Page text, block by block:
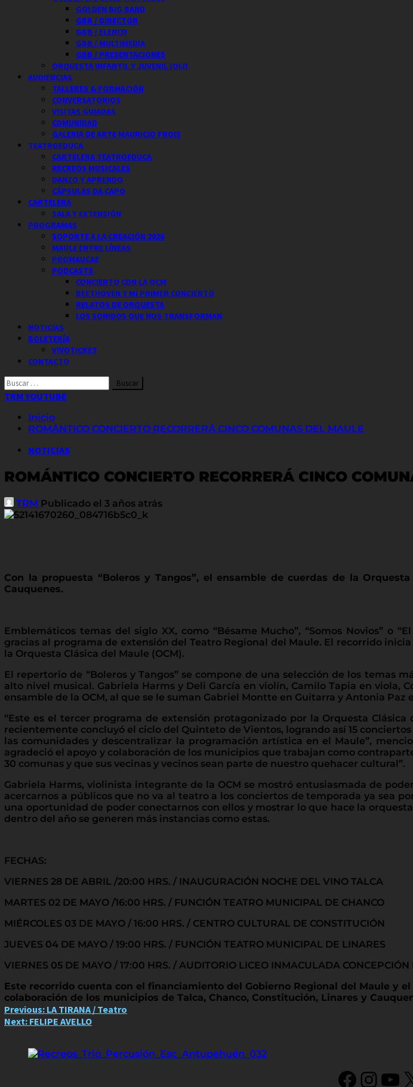
GOLDEN BIG BAND
GBB / DIRECTOR
GBB / ELENCO
GBB / MULTIMEDIA
GBB / PRESENTACIONES
ORQUESTA INFANTIL Y JUVENIL (OIJ)
AUDIENCIAS
TALLERES & FORMACIÓN
CONVERSATORIOS
VISITAS GUIADAS
COMUNIDAD
GALERIA DE ARTE MAURICIO FROIS
TEATROEDUCA
CARTELERA TEATROEDUCA
RECREOS MUSICALES
DANZO Y APRENDO
CÁPSULAS DA CAPO
CARTELERA
SALA Y EXTENSIÓN
PROGRAMAS
SOPORTE A LA CREACIÓN 2026
MAULE ENTRE LÍNEAS
PROMAUCAE
PODCASTS
CONCIERTO CON LA OCM
BEETHOVEN Y MI PRIMER CONCIERTO
RELATOS DE ORQUESTA
LOS SONIDOS QUE NOS TRANSFORMAN
NOTICIAS
BOLETERÍA
VIVOTICKET
CONTACTO
Buscar
por:
TRM YOUTUBE
Inicio
ROMÁNTICO CONCIERTO RECORRERÁ CINCO COMUNAS DEL MAULE
NOTICIAS
ROMÁNTICO CONCIERTO RECORRERÁ CINCO
TRM Publicado el 3 años atrás
Con la propuesta “Boleros y Tangos”, el ensamble de cuerdas de la
Cauquenes.
Emblemáticos temas del siglo XX, como “Bésame Mucho”, “Somos Novios” o
gracias al programa de extensión del Teatro Regional del Maule. El recorrido
la Orquesta Clásica del Maule (OCM).
El repertorio de “Boleros y Tangos” se compone de una selección de los temas
alto nivel musical. Gabriela Harms y Deli García en violín, Camilo Tapia en viola,
ensamble de la OCM, al que se le suman Gabriel Montte en Guitarra y Antonia Paz
“Este es el tercer programa de extensión protagonizado por la Orquesta
recientemente concluyó el ciclo del Quinteto de Vientos, logrando así 15
las comunidades y descentralizar la programación artística en el Maule”,
agradeció el apoyo y colaboración de los municipios que trabajan como
30 comunas y que sus vecinas y vecinos sean parte de nuestro quehacer cultural”.
Gabriela Harms, violinista integrante de la OCM se mostró entusiasmada de
acercarnos a públicos que no va al teatro a los conciertos de temporada ya sea
una oportunidad de poder conectarnos con ellos y mostrar lo que hace la
dentro del año se generen más instancias como estas.
FECHAS:
VIERNES 28 DE ABRIL /20:00 HRS. / INAUGURACIÓN NOCHE DEL VINO TALCA
MARTES 02 DE MAYO /16:00 HRS. / FUNCIÓN TEATRO MUNICIPAL DE CHANCO
MIÉRCOLES 03 DE MAYO / 16:00 HRS. / CENTRO CULTURAL DE CONSTITUCIÓN
JUEVES 04 DE MAYO / 19:00 HRS. / FUNCIÓN TEATRO MUNICIPAL DE LINARES
VIERNES 05 DE MAYO / 17:00 HRS. / AUDITORIO LICEO INMACULADA CONCEPCIÓN
Este recorrido cuenta con el financiamiento del Gobierno Regional del Maule y
colaboración de los municipios de Talca, Chanco, Constitución, Linares y
Post
navigation
Previous: LA TIRANA / Teatro
Next: FELIPE AVELLO
X